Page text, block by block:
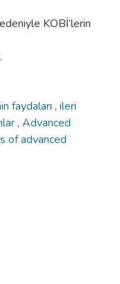
KOBİ’lerin
faydaları , ileri
, Advanced
of advanced